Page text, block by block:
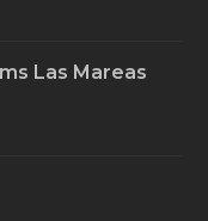
Las Mareas